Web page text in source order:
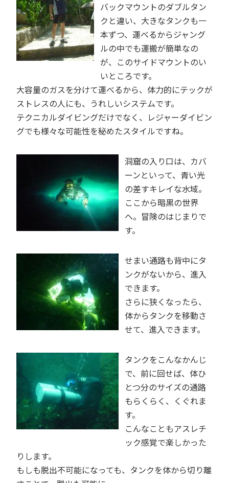
バックマウントのダブルタン
クと違い、大きなタンクも一
本ずつ、運べるからジャング
ルの中でも運搬が簡単なの
が、このサイドマウントのい
いところです。
大容量のガスを分けて運べるから、体力的にテックが
ストレスの人にも、うれしいシステムです。
テクニカルダイビングだけでなく、レジャーダイビン
グでも様々な可能性を秘めたスタイルですね。
洞窟の入り口は、カバ
ーンといって、青い光
の差すキレイな水域。
ここから暗黒の世界
へ。冒険のはじまりで
す。
せまい通路も背中にタ
ンクがないから、進入
できます。
さらに狭くなったら、
体からタンクを移動さ
せて、進入できます。
タンクをこんなかんじ
で、前に回せば、体ひ
とつ分のサイズの通路
もらくらく、くぐれま
す。
こんなこともアスレチ
ック感覚で楽しかった
りします。
もしも脱出不可能になっても、タンクを体から切り離